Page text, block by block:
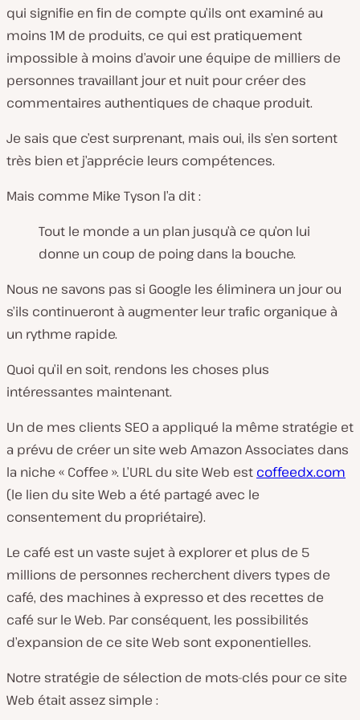
qui signifie en fin de compte qu’ils ont examiné au
moins 1M de produits, ce qui est pratiquement
impossible à moins d’avoir une équipe de milliers de
personnes travaillant jour et nuit pour créer des
commentaires authentiques de chaque produit.
Je sais que c’est surprenant, mais oui, ils s’en sortent
très bien et j’apprécie leurs compétences.
Mais comme Mike Tyson l’a dit :
Tout le monde a un plan jusqu’à ce qu’on lui
donne un coup de poing dans la bouche.
Nous ne savons pas si Google les éliminera un jour ou
s’ils continueront à augmenter leur trafic organique à
un rythme rapide.
Quoi qu’il en soit, rendons les choses plus
intéressantes maintenant.
Un de mes clients SEO a appliqué la même stratégie et
a prévu de créer un site web Amazon Associates dans
la niche « Coffee ». L’URL du site Web est coffeedx.com
(le lien du site Web a été partagé avec le
consentement du propriétaire).
Le café est un vaste sujet à explorer et plus de 5
millions de personnes recherchent divers types de
café, des machines à expresso et des recettes de
café sur le Web. Par conséquent, les possibilités
d’expansion de ce site Web sont exponentielles.
Notre stratégie de sélection de mots-clés pour ce site
Web était assez simple :